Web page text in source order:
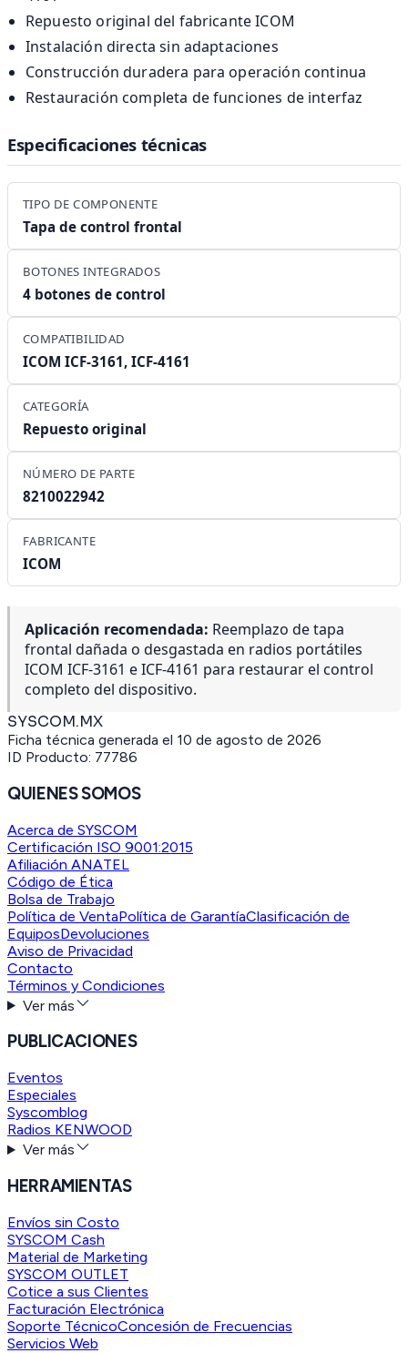
Repuesto original del fabricante ICOM
Instalación directa sin adaptaciones
Construcción duradera para operación continua
Restauración completa de funciones de interfaz
Especificaciones técnicas
TIPO DE COMPONENTE
Tapa de control frontal
BOTONES INTEGRADOS
4 botones de control
COMPATIBILIDAD
ICOM ICF-3161, ICF-4161
CATEGORÍA
Repuesto original
NÚMERO DE PARTE
8210022942
FABRICANTE
ICOM
Aplicación recomendada: Reemplazo de tapa
frontal dañada o desgastada en radios portátiles
ICOM ICF-3161 e ICF-4161 para restaurar el control
completo del dispositivo.
SYSCOM.MX
Ficha técnica generada el 10 de agosto de 2026
ID Producto: 77786
QUIENES SOMOS
Acerca de SYSCOM
Certificación ISO 9001:2015
Afiliación ANATEL
Código de Ética
Bolsa de Trabajo
Política de VentaPolítica de GarantíaClasificación de
EquiposDevoluciones
Aviso de Privacidad
Contacto
Términos y Condiciones
Ver más
PUBLICACIONES
Eventos
Especiales
Syscomblog
Radios KENWOOD
Ver más
HERRAMIENTAS
Envíos sin Costo
SYSCOM Cash
Material de Marketing
SYSCOM OUTLET
Cotice a sus Clientes
Facturación Electrónica
Soporte TécnicoConcesión de Frecuencias
Servicios Web